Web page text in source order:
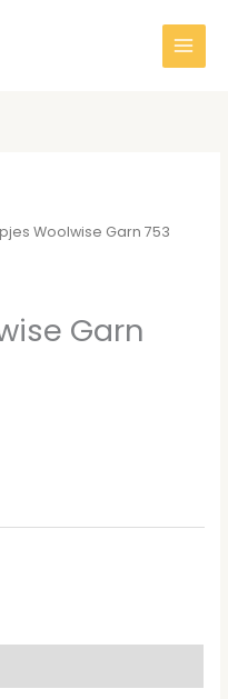
Woolwise Garn 753
Garn